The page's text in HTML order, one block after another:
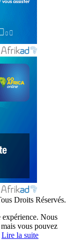
Droits Réservés.
Nous
vous pouvez
Lire la suite